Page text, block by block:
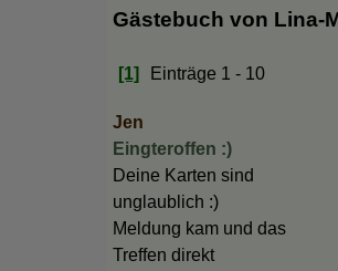
Gästebuch von Lina-
[1] Einträge 1 - 10
Jen
Eingteroffen :)
Deine Karten sind
unglaublich :)
Meldung kam und das
Treffen direkt